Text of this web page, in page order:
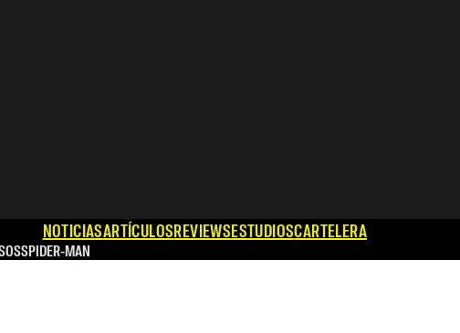
NOTICIASARTÍCULOSREVIEWSESTUDIOSCARTELERA
SPIDER-MAN